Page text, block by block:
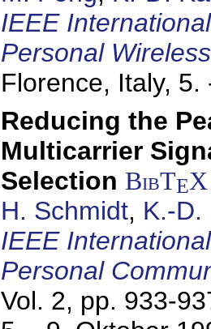
IEEE
Personal
Florence, Italy, 5.
Reducing the
Multicarrier
Selection BibTEX
H. Schmidt, K.-D.
IEEE
Personal
Vol. 2, pp. 933-